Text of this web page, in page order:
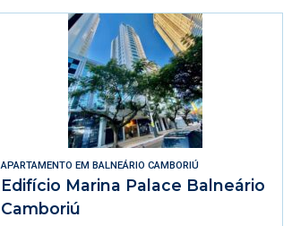
APARTAMENTO EMBALNEÁRIO CAMBORIÚ
Edifício Marina Palace Balneário
Camboriú